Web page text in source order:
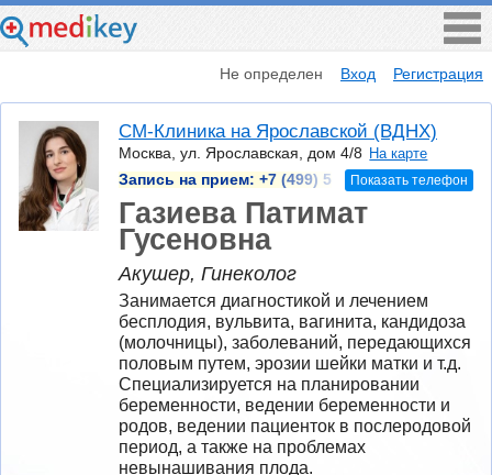
Не определен Вход Регистрация
СМ-Клиника на Ярославской (ВДНХ)
Москва, ул. Ярославская, дом 4/8 На карте
Запись на прием: +7 (499) 5 Показать телефон
Газиева Патимат
Гусеновна
Акушер, Гинеколог
Занимается диагностикой и лечением
бесплодия, вульвита, вагинита, кандидоза
(молочницы), заболеваний, передающихся
половым путем, эрозии шейки матки и т.д.
Специализируется на планировании
беременности, ведении беременности и
родов, ведении пациенток в послеродовой
период, а также на проблемах
невынашивания плода.